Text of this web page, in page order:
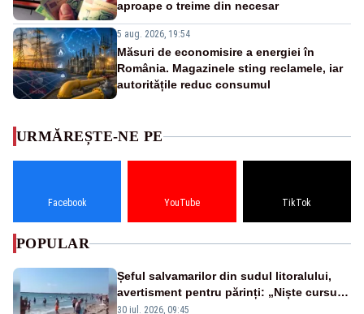
aproape o treime din necesar
5 aug. 2026, 19:54
Măsuri de economisire a energiei în
România. Magazinele sting reclamele, iar
autoritățile reduc consumul
URMĂREȘTE-NE PE
Facebook YouTube TikTok
POPULAR
Șeful salvamarilor din sudul litoralului,
avertisment pentru părinți: „Niște cursuri
de înot la piscină nu sunt suficiente”
30 iul. 2026, 09:45